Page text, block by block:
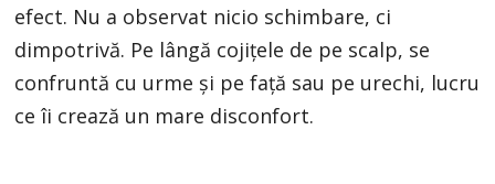
efect. Nu a observat nicio schimbare, ci
dimpotrivă. Pe lângă cojițele de pe scalp, se
confruntă cu urme și pe față sau pe urechi, lucru
ce îi crează un mare disconfort.